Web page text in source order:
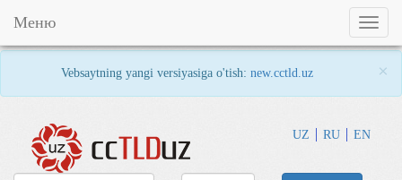
Vebsaytning yangi versiyasiga o'tish: new.cctld.uz ×
UZ RU EN
Toggle
Меню